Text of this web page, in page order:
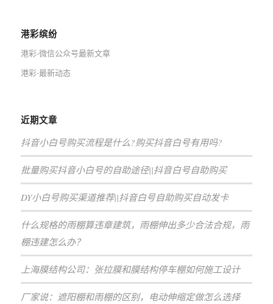
港彩缤纷
港彩-微信公众号最新文章
港彩-最新动态
近期文章
抖音小白号购买流程是什么?购买抖音白号有用吗?
批量购买抖音小白号的自助途径||抖音白号自助购买
DY小白号购买渠道推荐||抖音白号自助购买自动发卡
什么规格的雨棚算违章建筑，雨棚伸出多少合法合规，雨
棚违建怎么办？
上海膜结构公司：张拉膜和膜结构停车棚如何施工设计
厂家说：遮阳棚和雨棚的区别，电动伸缩定做怎么选择